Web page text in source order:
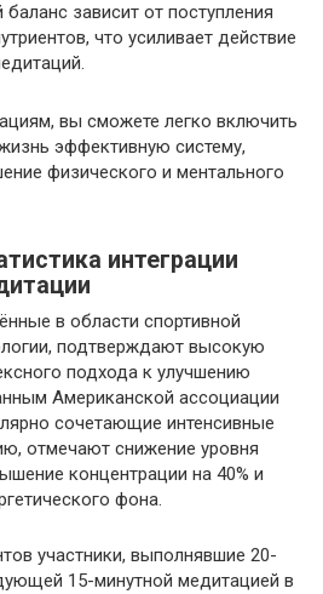
баланс зависит от поступления
что усиливает действие
вы сможете легко включить
эффективную систему,
физического и ментального
интеграции
в области спортивной
подтверждают высокую
подхода к улучшению
Американской ассоциации
сочетающие интенсивные
отмечают снижение уровня
концентрации на 40% и
фона.
участники, выполнявшие 20-
15-минутной медитацией в